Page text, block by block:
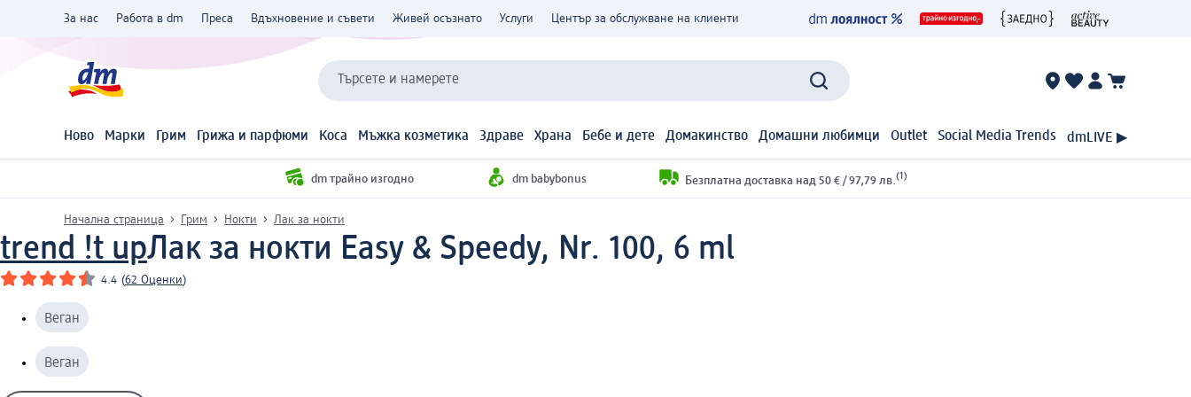
За нас Работа в dm Преса Вдъхновение и съвети Живей осъзнато Услуги Център за обслужване на клиенти
Търсете и намерете
Ново Марки Грим Грижа и парфюми Коса Мъжка козметика Здраве Храна Бебе и дете Домакинство Домашни любимци Outlet Social Media Trends dmLIVE ▶
dm трайно изгодно dm babybonus Безплатна доставка над 50 € / 97,79 лв. (1)
Начална страница Грим Нокти Лак за нокти
trend !t upЛак за нокти Easy & Speedy, Nr. 100, 6 ml
4.4 (62 Оценки)
Веган
Веган